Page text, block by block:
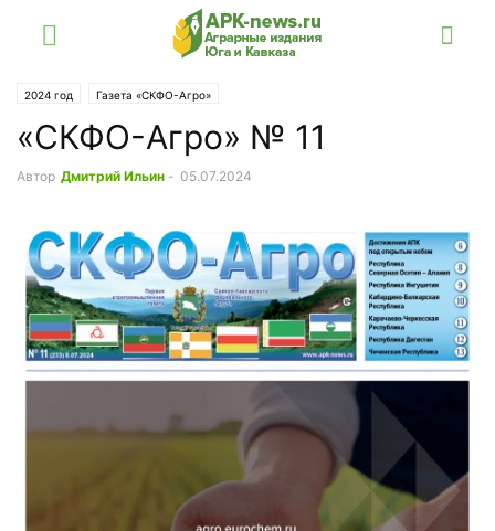
2024 год Газета «СКФО-Агро»
«СКФО-Агро» № 11
Автор Дмитрий Ильин - 05.07.2024